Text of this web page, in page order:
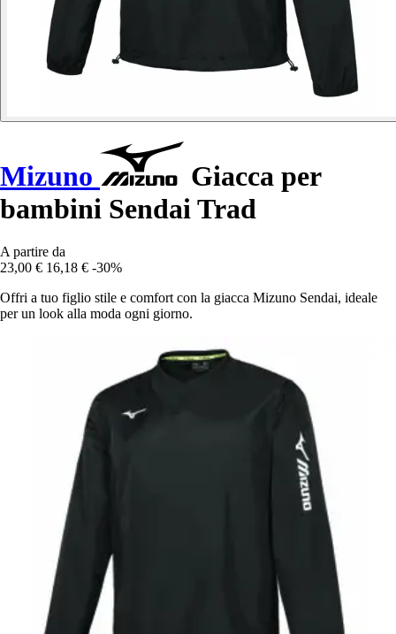
Mizuno
Giacca per
bambini Sendai Trad
A partire da
23,00 € 16,18 € -30%
Offri a tuo figlio stile e comfort con la giacca Mizuno Sendai, ideale
per un look alla moda ogni giorno.